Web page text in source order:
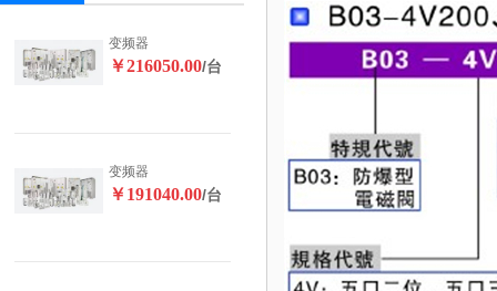
变频器
￥216050.00/台
变频器
￥191040.00/台